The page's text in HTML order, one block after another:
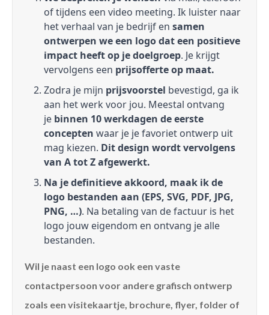
of tijdens een video meeting. Ik luister naar
het verhaal van je bedrijf en samen
ontwerpen we een logo dat een positieve
impact heeft op je doelgroep. Je krijgt
vervolgens een prijsofferte op maat.
Zodra je mijn prijsvoorstel bevestigd, ga ik
aan het werk voor jou. Meestal ontvang
je binnen 10 werkdagen de eerste
concepten waar je je favoriet ontwerp uit
mag kiezen. Dit design wordt vervolgens
van A tot Z afgewerkt.
Na je definitieve akkoord, maak ik de
logo bestanden aan (EPS, SVG, PDF, JPG,
PNG, …). Na betaling van de factuur is het
logo jouw eigendom en ontvang je alle
bestanden.
Wil je naast een logo ook een vaste
contactpersoon voor andere grafisch ontwerp
zoals een visitekaartje, brochure, flyer, folder of